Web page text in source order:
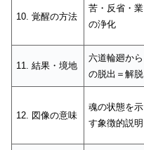
10. 覚醒の方法
苦・反省・業
の浄化
11. 結果・境地
六道輪廻から
の脱出＝解脱
12. 図像の意味
魂の状態を示
す象徴的説明